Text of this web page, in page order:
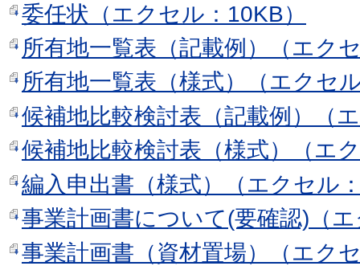
委任状（エクセル：10KB）
所有地一覧表（記載例）（エク
所有地一覧表（様式）（エクセ
候補地比較検討表（記載例）（
候補地比較検討表（様式）（エ
編入申出書（様式）（エクセル
事業計画書について(要確認)（
事業計画書（資材置場）（エク